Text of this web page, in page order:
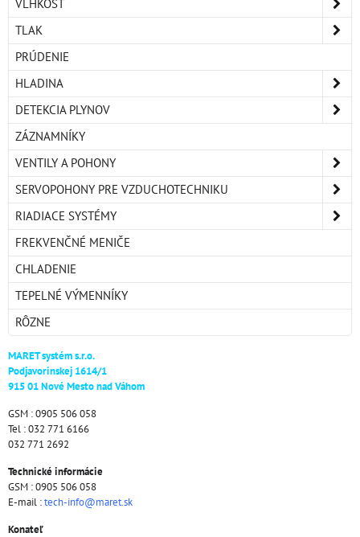
VLHKOSŤ
TLAK
PRÚDENIE
HLADINA
DETEKCIA PLYNOV
ZÁZNAMNÍKY
VENTILY A POHONY
SERVOPOHONY PRE VZDUCHOTECHNIKU
RIADIACE SYSTÉMY
FREKVENČNÉ MENIČE
CHLADENIE
TEPELNÉ VÝMENNÍKY
RÔZNE
MARET systém s.r.o.
Podjavorinskej 1614/1
915 01 Nové Mesto nad Váhom
GSM : 0905 506 058
Tel : 032 771 6166
032 771 2692
Technické informácie
GSM : 0905 506 058
E-mail :tech-info@maret.sk
Konateľ